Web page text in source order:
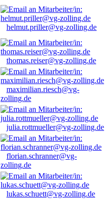
helmut.priller@vg-zolling.de
thomas.reiser@vg-zolling.de
maximilian.riesch@vg-
zolling.de
julia.rottmueller@vg-zolling.de
florian.schranner@vg-
zolling.de
lukas.schuett@vg-zolling.de